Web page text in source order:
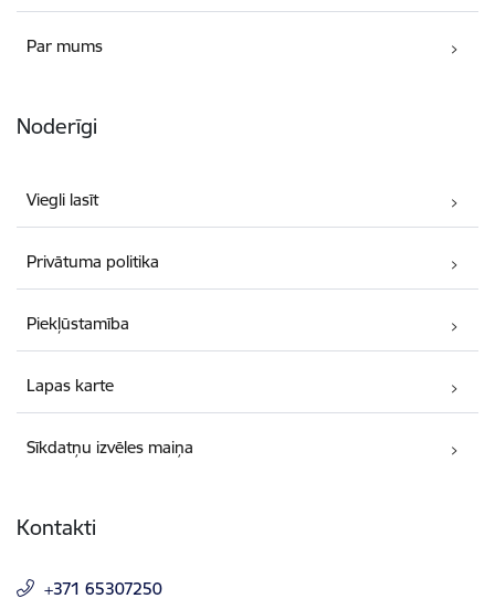
Par mums
Noderīgi
Viegli lasīt
Privātuma politika
Piekļūstamība
Lapas karte
Sīkdatņu izvēles maiņa
Kontakti
+371 65307250